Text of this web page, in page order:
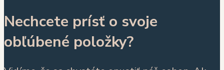
Nechcete prísť o svoje
obľúbené položky?